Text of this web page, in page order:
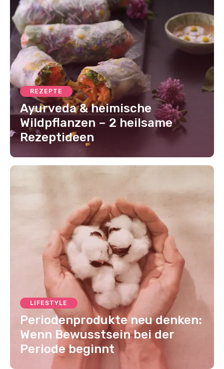
REZEPTE
Ayurveda & heimische
Wildpflanzen – 2 heilsame
Rezeptideen
LIFESTYLE
Periodenprodukte neu denken:
Wenn Bewusstsein bei der
Periode beginnt